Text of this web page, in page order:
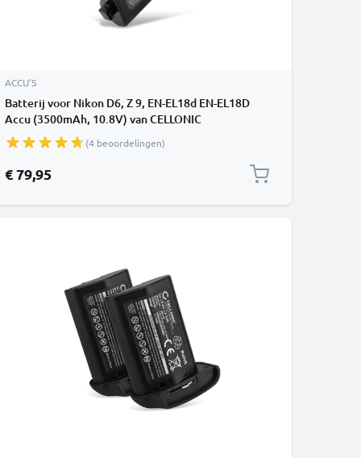
ACCU'S
Batterij voor Nikon D6, Z 9, EN-EL18d EN-EL18D
Accu (3500mAh, 10.8V) van CELLONIC
(4 beoordelingen)
€ 79,95